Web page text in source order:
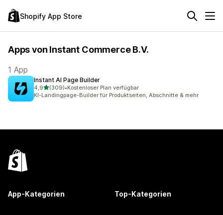
Shopify App Store
Apps von Instant Commerce B.V.
1 App
Instant AI Page Builder
4,9von 5 Sternen
(309)
309 Rezensionen insgesamt
•Kostenloser Plan verfügbar
KI-Landingpage-Builder für Produktseiten, Abschnitte & mehr
App-Kategorien Top-Kategorien